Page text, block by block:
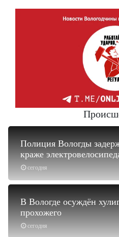
сегодня
Полиция Вологды
краже
сегодня
В Вологде осуждён
прохожего